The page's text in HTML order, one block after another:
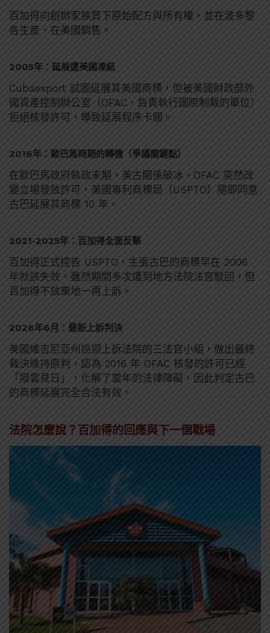
百加得向創辦家族買下原始配方與所有權，並在波多黎
各生產、在美國銷售。
2005年：延展遭美國凍結
Cubaexport 試圖延展其美國商標，但被美國財政部外
國資產控制辦公室（OFAC，負責執行國際制裁的單位）
拒絕核發許可，導致延展程序卡關。
2016年：歐巴馬時期的轉機（爭議關鍵點）
在歐巴馬政府執政末期，美古關係破冰，OFAC 突然改
變立場發放許可，美國專利商標局（USPTO）隨即同意
古巴延展其商標 10 年。
2021-2025年：百加得全面反擊
百加得正式控告 USPTO，主張古巴的商標早在 2006
年就該失效。雖然期間多次遭到地方法院法官駁回，但
百加得不放棄地一再上訴。
2026年6月：最新上訴判決
美國維吉尼亞州巡迴上訴法院的三法官小組，做出最終
裁決維持原判，認為 2016 年 OFAC 核發的許可已經
「撥雲見日」，化解了當年的法律障礙，因此判定古巴
的商標延展完全合法有效。
法院怎麼說？百加得的回應與下一個戰場